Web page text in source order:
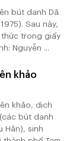
bút danh Dã
Sau này,
trong giấy
Nguyễn ...
khảo
khảo, dịch
bút danh
Hân), sinh